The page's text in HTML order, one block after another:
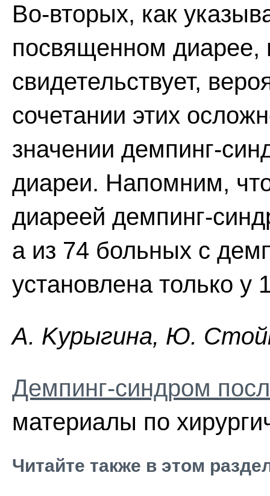
Во-вторых, как
посвященном диарее,
свидетельствует,
сочетании этих
значении демпинг-
диареи. Напомним,
диареей демпинг-
а из 74 больных с
установлена только у
A. Kypыгинa, Ю.
Демпинг-синдром
материалы по
Читайте также в этом